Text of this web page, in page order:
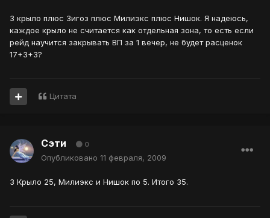
3 крыло плюс Зигоз плюс Милиэкс плюс Нишок. Я надеюсь,
каждое крыло не считается как отдельная зона, то есть если
рейд научится закрывать ВП за 1 вечер, не будет расценок
17+3+3?
Цитата
Сэти 0
Опубликовано 11 февраля, 2009
3 Крыло 25, Милиэкс и Нишок по 5. Итого 35.